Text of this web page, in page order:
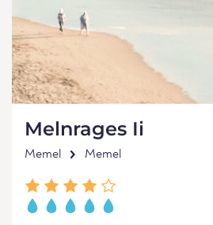
Melnrages Ii
Memel Memel